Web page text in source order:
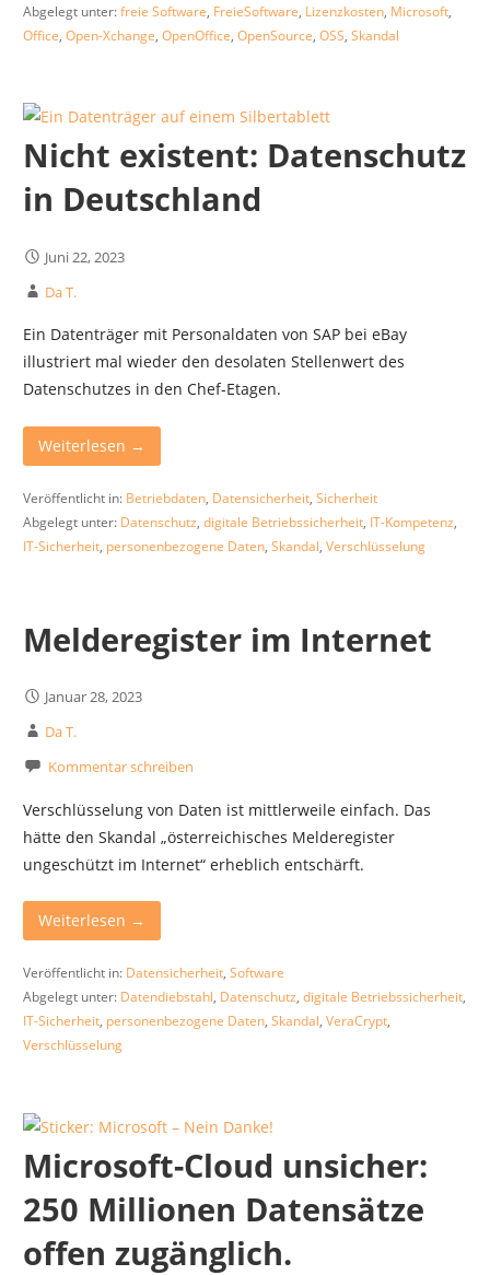
Abgelegt unter:freie Software, FreieSoftware, Lizenzkosten, Microsoft,
Office, Open-Xchange, OpenOffice, OpenSource, OSS, Skandal
Nicht existent: Datenschutz
in Deutschland
Juni 22, 2023
Da T.
Ein Datenträger mit Personaldaten von SAP bei eBay
illustriert mal wieder den desolaten Stellenwert des
Datenschutzes in den Chef-Etagen.
Weiterlesen →
Veröffentlicht in: Betriebdaten, Datensicherheit, Sicherheit
Abgelegt unter: Datenschutz, digitale Betriebssicherheit, IT-Kompetenz,
IT-Sicherheit, personenbezogene Daten, Skandal, Verschlüsselung
Melderegister im Internet
Januar 28, 2023
Da T.
Kommentar schreiben
Verschlüsselung von Daten ist mittlerweile einfach. Das
hätte den Skandal „österreichisches Melderegister
ungeschützt im Internet“ erheblich entschärft.
Weiterlesen →
Veröffentlicht in: Datensicherheit, Software
Abgelegt unter: Datendiebstahl, Datenschutz, digitale Betriebssicherheit,
IT-Sicherheit, personenbezogene Daten, Skandal, VeraCrypt,
Verschlüsselung
Microsoft-Cloud unsicher:
250 Millionen Datensätze
offen zugänglich.